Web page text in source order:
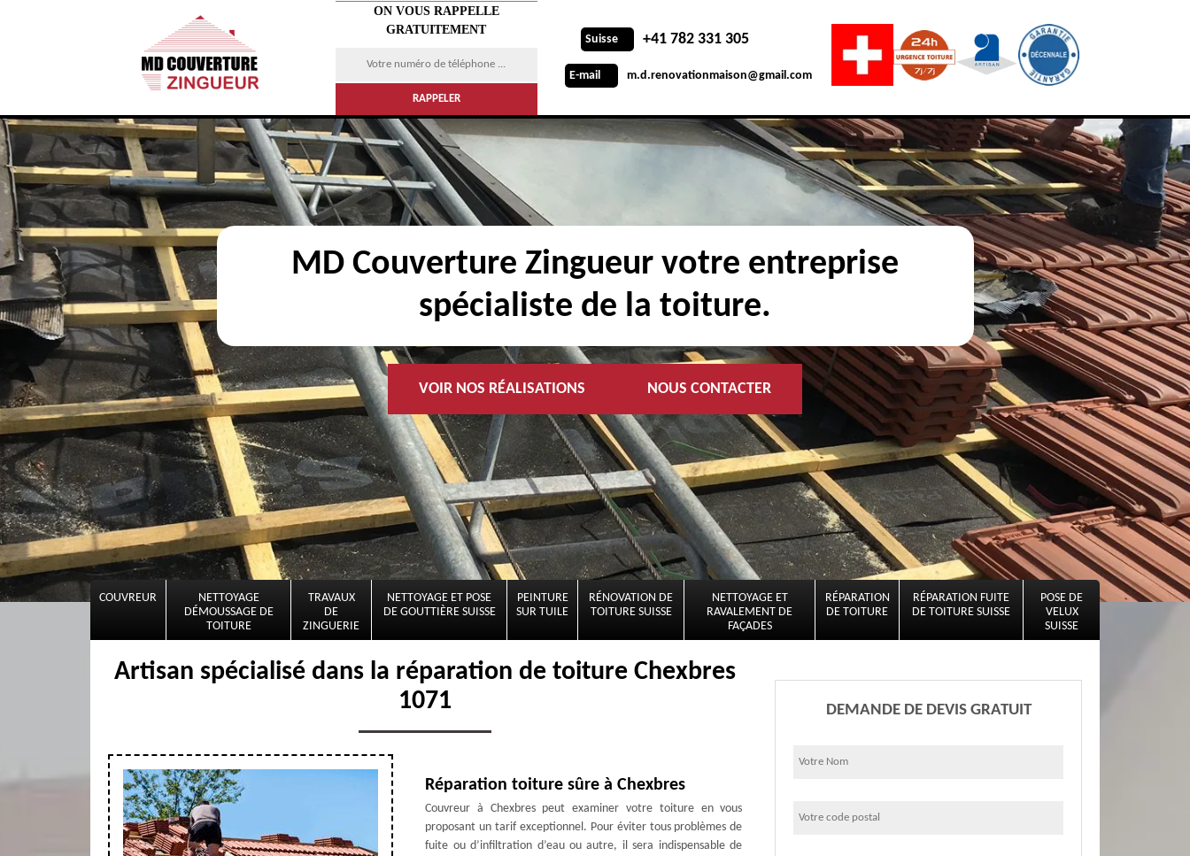
ON VOUS RAPPELLE
GRATUITEMENT
Suisse +41 782 331 305
E-mail m.d.renovationmaison@gmail.com
MD Couverture Zingueur votre entreprise
spécialiste de la toiture.
VOIR NOS RÉALISATIONS NOUS CONTACTER
COUVREUR
NETTOYAGE
DÉMOUSSAGE DE
TOITURE
TRAVAUX
DE
ZINGUERIE
NETTOYAGE ET POSE
DE GOUTTIÈRE SUISSE
PEINTURE
SUR TUILE
RÉNOVATION DE
TOITURE SUISSE
NETTOYAGE ET
RAVALEMENT DE
FAÇADES
RÉPARATION
DE TOITURE
RÉPARATION FUITE
DE TOITURE SUISSE
POSE DE
VELUX
SUISSE
Artisan spécialisé dans la réparation de toiture Chexbres
1071
Réparation toiture sûre à Chexbres
Couvreur à Chexbres peut examiner votre toiture en vous
proposant un tarif exceptionnel. Pour éviter tous problèmes de
fuite ou d’infiltration d’eau ou autre, il sera indispensable de
DEMANDE DE DEVIS GRATUIT